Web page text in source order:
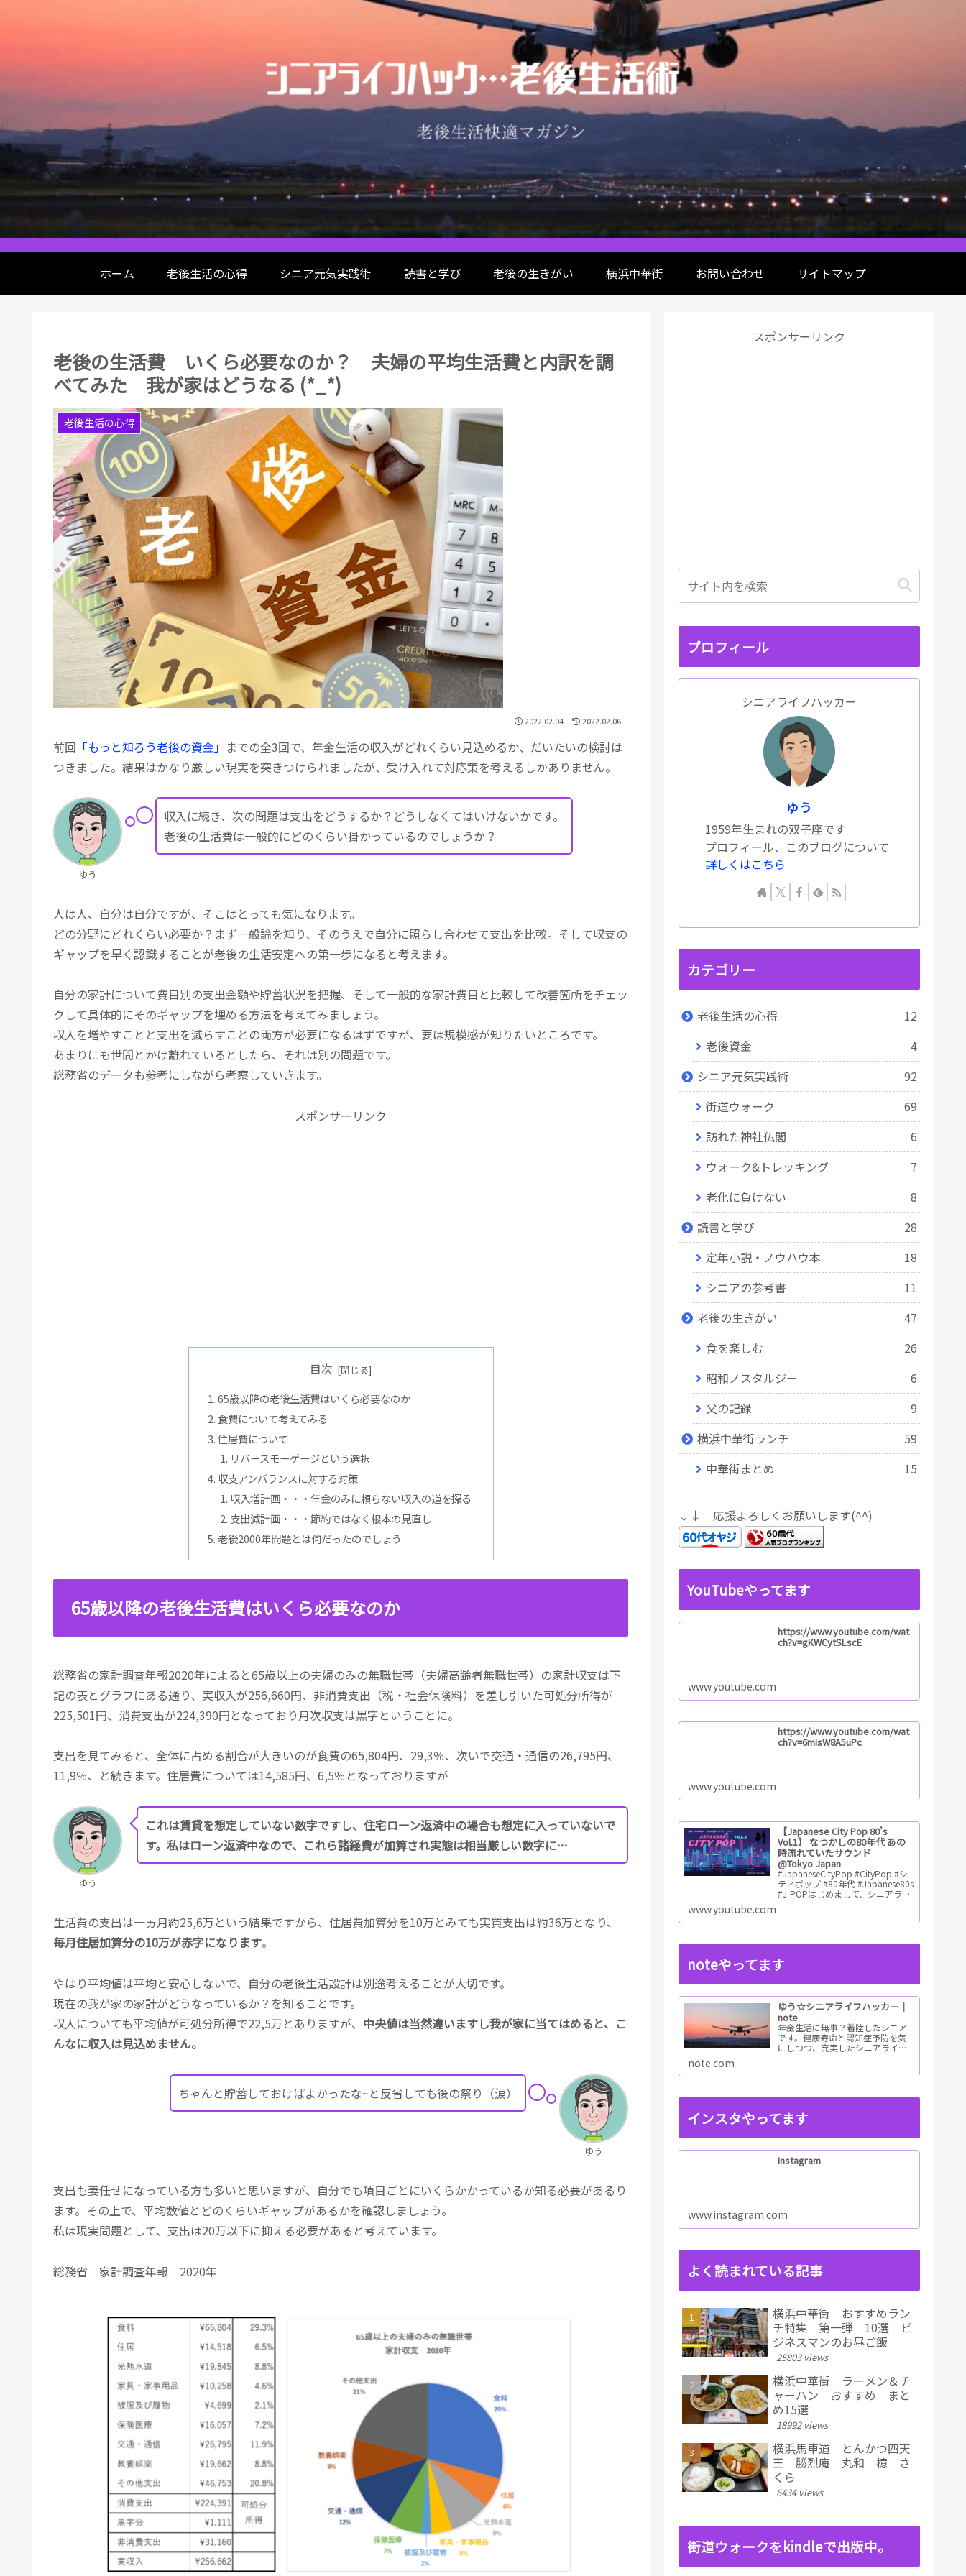
ホーム 老後生活の心得 シニア元気実践術 読書と学び 老後の生きがい 横浜中華街 お問い合わせ サイトマップ
老後の生活費 いくら必要なのか？ 夫婦の平均生活費と内訳を調
べてみた 我が家はどうなる (*_*)
老後生活の心得
2022.02.04 2022.02.06
前回 「もっと知ろう老後の資金」 までの全3回で、年金生活の収入がどれくらい見込めるか、だいたいの検討は
つきました。結果はかなり厳しい現実を突きつけられましたが、受け入れて対応策を考えるしかありません。
ゆう
収入に続き、次の問題は支出をどうするか？どうしなくてはいけないかです。
老後の生活費は一般的にどのくらい掛かっているのでしょうか？
人は人、自分は自分ですが、そこはとっても気になります。
どの分野にどれくらい必要か？まず一般論を知り、そのうえで自分に照らし合わせて支出を比較。そして収支の
ギャップを早く認識することが老後の生活安定への第一歩になると考えます。
自分の家計について費目別の支出金額や貯蓄状況を把握、そして一般的な家計費目と比較して改善箇所をチェッ
クして具体的にそのギャップを埋める方法を考えてみましょう。
収入を増やすことと支出を減らすことの両方が必要になるはずですが、要は規模感が知りたいところです。
あまりにも世間とかけ離れているとしたら、それは別の問題です。
総務省のデータも参考にしながら考察していきます。
スポンサーリンク
目次
65歳以降の老後生活費はいくら必要なのか
食費について考えてみる
住居費について
リバースモーゲージという選択
収支アンバランスに対する対策
収入増計画・・・年金のみに頼らない収入の道を探る
支出減計画・・・節約ではなく根本の見直し
老後2000年問題とは何だったのでしょう
65歳以降の老後生活費はいくら必要なのか
総務省の家計調査年報2020年によると65歳以上の夫婦のみの無職世帯（夫婦高齢者無職世帯）の家計収支は下
記の表とグラフにある通り、実収入が256,660円、非消費支出（税・社会保険料）を差し引いた可処分所得が
225,501円、消費支出が224,390円となっており月次収支は黒字ということに。
支出を見てみると、全体に占める割合が大きいのが食費の65,804円、29,3％、次いで交通・通信の26,795円、
11,9％、と続きます。住居費については14,585円、6,5％となっておりますが
ゆう
これは賃貸を想定していない数字ですし、住宅ローン返済中の場合も想定に入っていないで
す。私はローン返済中なので、これら諸経費が加算され実態は相当厳しい数字に…
生活費の支出は一ヵ月約25,6万という結果ですから、住居費加算分を10万とみても実質支出は約36万となり、
毎月住居加算分の10万が赤字になります。
やはり平均値は平均と安心しないで、自分の老後生活設計は別途考えることが大切です。
現在の我が家の家計がどうなっているか？を知ることです。
収入についても平均値が可処分所得で22,5万とありますが、 中央値は当然違いますし我が家に当てはめると、こ
んなに収入は見込めません。
ゆう
ちゃんと貯蓄しておけばよかったな~と反省しても後の祭り（涙）
支出も妻任せになっている方も多いと思いますが、自分でも項目ごとにいくらかかっているか知る必要があるり
ます。その上で、平均数値とどのくらいギャップがあるかを確認しましょう。
私は現実問題として、支出は20万以下に抑える必要があると考えています。
総務省 家計調査年報 2020年
スポンサーリンク
プロフィール
シニアライフハッカー
ゆう
1959年生まれの双子座です
プロフィール、このブログについて
詳しくはこちら
カテゴリー
老後生活の心得
12
老後資金
4
シニア元気実践術
92
街道ウォーク
69
訪れた神社仏閣
6
ウォーク&トレッキング
7
老化に負けない
8
読書と学び
28
定年小説・ノウハウ本
18
シニアの参考書
11
老後の生きがい
47
食を楽しむ
26
昭和ノスタルジー
6
父の記録
9
横浜中華街ランチ
59
中華街まとめ
15
↓↓ 応援よろしくお願いします(^^)
YouTubeやってます
https://www.youtube.com/wat
ch?v=gKWCytSLscE
www.youtube.com
https://www.youtube.com/wat
ch?v=6mIsW8A5uPc
www.youtube.com
【Japanese City Pop 80’s
Vol.1】 なつかしの80年代 あの
時流れていたサウンド
@Tokyo Japan
#JapaneseCityPop #CityPop #シ
ティポップ #80年代 #Japanese80s
#J-POPはじめまして、シニアライ
ReadMore
www.youtube.com
noteやってます
ゆう☆シニアライフハッカー｜
note
年金生活に無事？着陸したシニア
です。健康寿命と認知症予防を気
にしつつ、充実したシニアライフ
集めて老後の未来予想図を描ける
note.com
インスタやってます
Instagram
www.instagram.com
よく読まれている記事
横浜中華街 おすすめラン
チ特集 第一弾 10選 ビ
ジネスマンのお昼ご飯
25803 views
横浜中華街 ラーメン＆チ
ャーハン おすすめ まと
め15選
18992 views
横浜馬車道 とんかつ四天
王 勝烈庵 丸和 檍 さ
くら
6434 views
街道ウォークをkindleで出版中。